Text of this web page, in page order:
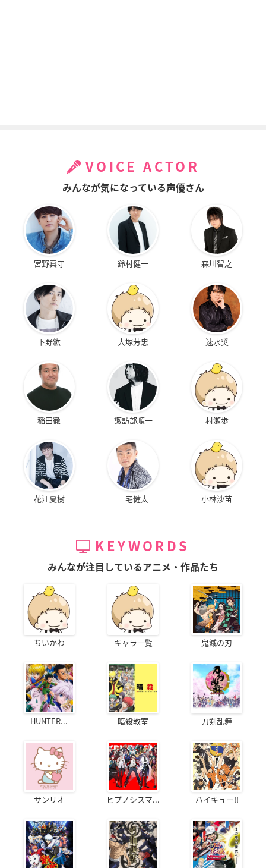
VOICE ACTOR
みんなが気になっている声優さん
宮野真守 鈴村健一 森川智之
下野紘 大塚芳忠 速水奨
稲田徹 諏訪部順一 村瀬歩
花江夏樹 三宅健太 小林沙苗
KEYWORDS
みんなが注目しているアニメ・作品たち
ちいかわ キャラ一覧 鬼滅の刃
HUNTER... 暗殺教室 刀剣乱舞
サンリオ ヒプノシスマ... ハイキュー!!